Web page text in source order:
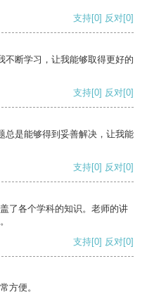
支持[0] 反对[0]
不断学习，让我能够取得更好的
支持[0] 反对[0]
总是能够得到妥善解决，让我能
支持[0] 反对[0]
了各个学科的知识。老师的讲
支持[0] 反对[0]
方便。